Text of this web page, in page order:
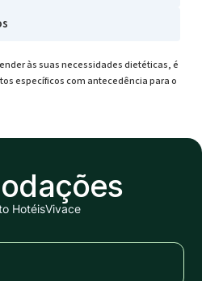
às suas necessidades dietéticas, é
específicos com antecedência para o
HotéisVivace